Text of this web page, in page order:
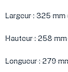
Largeur : 325 mm
Hauteur : 258 mm
Longueur : 279